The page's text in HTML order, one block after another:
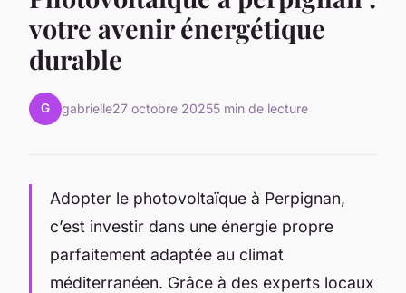
votre avenir énergétique
durable
G gabrielle27 octobre 20255 min de lecture
Adopter le photovoltaïque à Perpignan,
c’est investir dans une énergie propre
parfaitement adaptée au climat
méditerranéen. Grâce à des experts locaux